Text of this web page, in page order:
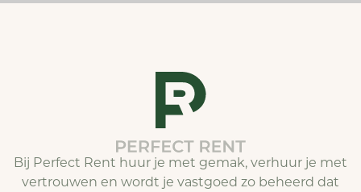
Bij Perfect Rent huur je met gemak, verhuur je met
vertrouwen en wordt je vastgoed zo beheerd dat